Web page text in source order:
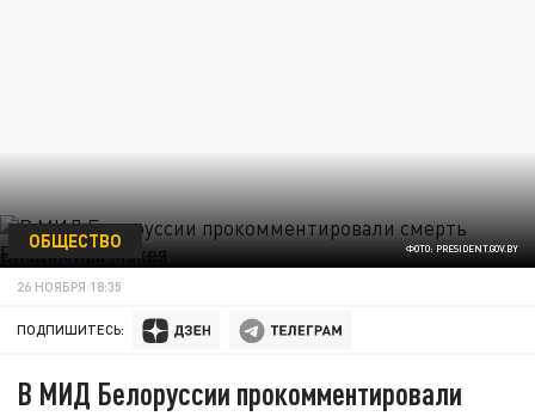
ФОТО: PRESIDENT.GOV.BY
ОБЩЕСТВО
26 НОЯБРЯ 18:35
ПОДПИШИТЕСЬ:
В МИД Белоруссии прокомментировали